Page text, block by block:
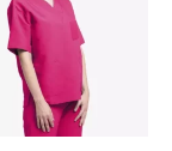
Las
opciones
pueden